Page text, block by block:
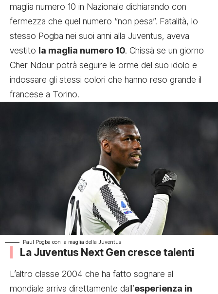
maglia numero 10 in Nazionale dichiarando con
fermezza che quel numero “non pesa”. Fatalità, lo
stesso Pogba nei suoi anni alla Juventus, aveva
vestito la maglia numero 10. Chissà se un giorno
Cher Ndour potrà seguire le orme del suo idolo e
indossare gli stessi colori che hanno reso grande il
francese a Torino.
Paul Pogba con la maglia della Juventus
La Juventus Next Gen cresce talenti
L’altro classe 2004 che ha fatto sognare al
mondiale arriva direttamente dall’esperienza in